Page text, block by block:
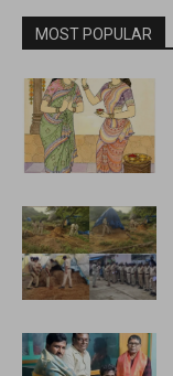
MOST POPULAR